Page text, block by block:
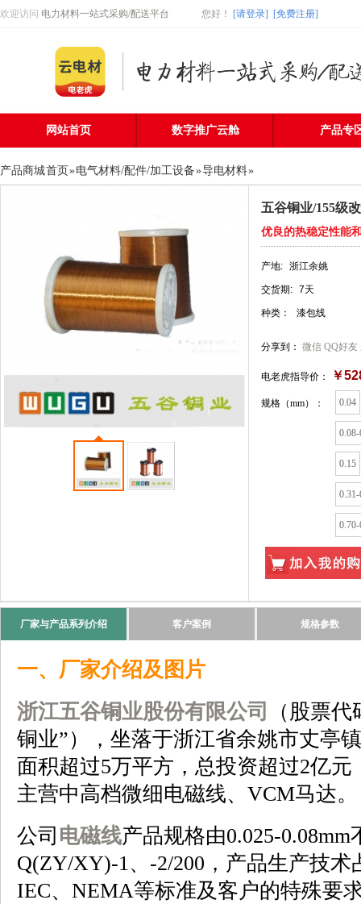
欢迎访问 电力材料一站式采购/配送平台 您好 ！ [请登录] [免费注册]
网站首页 数字推广云舱 产品专
产品商城首页»电气材料/配件/加工设备»导电材料»
五谷铜业/155级
优良的热稳定性能
产地: 浙江余姚
交货期: 7天
种类： 漆包线
分享到： 微信 QQ好友
电老虎指导价： ￥
规格（mm） ： 0.04
0.15
厂家与产品系列介绍 客户案例 规格参数
一、厂家介绍及图片
浙江五谷铜业股份有限公司
（股票
铜业”），坐落于浙江省余姚市丈亭
面积超过5万平方，总投资超过2亿元
主营中高档微细电磁线、VCM马达。
公司 电磁线产品规格由0.025-
Q(ZY/XY)-1、-2/200，产品生产技
IEC、NEMA等标准及客户的特殊要